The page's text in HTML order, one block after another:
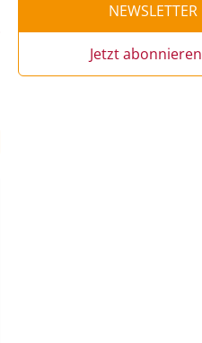
NEWSLETTER
Jetzt abonnieren